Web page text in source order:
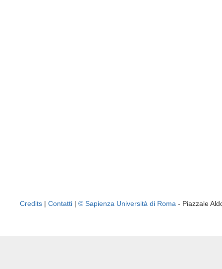
Credits | Contatti | © Sapienza Università di Roma - Piazzale